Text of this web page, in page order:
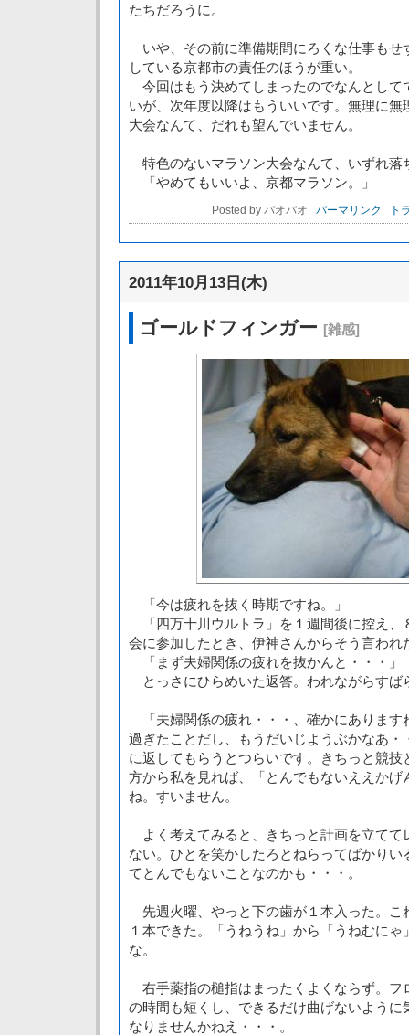
たちだろうに。
いや、その前に準備期間にろくな仕事もせ
している京都市の責任のほうが重い。
今回はもう決めてしまったのでなんとして
いが、次年度以降はもういいです。無理に
大会なんて、だれも望んでいません。
特色のないマラソン大会なんて、いずれ落
「やめてもいいよ、京都マラソン。」
Posted by パオパオ パーマリンク ト
2011年10月13日(木)
ゴールドフィンガー [雑感]
「今は疲れを抜く時期ですね。」
「四万十川ウルトラ」を１週間後に控え、
会に参加したとき、伊神さんからそう言われ
「まず夫婦関係の疲れを抜かんと・・・」
とっさにひらめいた返答。われながらすば
「夫婦関係の疲れ・・・、確かにあります
過ぎたことだし、もうだいじようぶかなあ・
に返してもらうとつらいです。きちっと競
方から私を見れば、「とんでもないええかげ
ね。すいません。
よく考えてみると、きちっと計画を立てて
ない。ひとを笑かしたろとねらってばかり
てとんでもないことなのかも・・・。
先週火曜、やっと下の歯が１本入った。こ
１本できた。「うねうね」から「うねむに
な。
右手薬指の槌指はまったくよくならず。フ
の時間も短くし、できるだけ曲げないように
なりませんかねえ・・・。